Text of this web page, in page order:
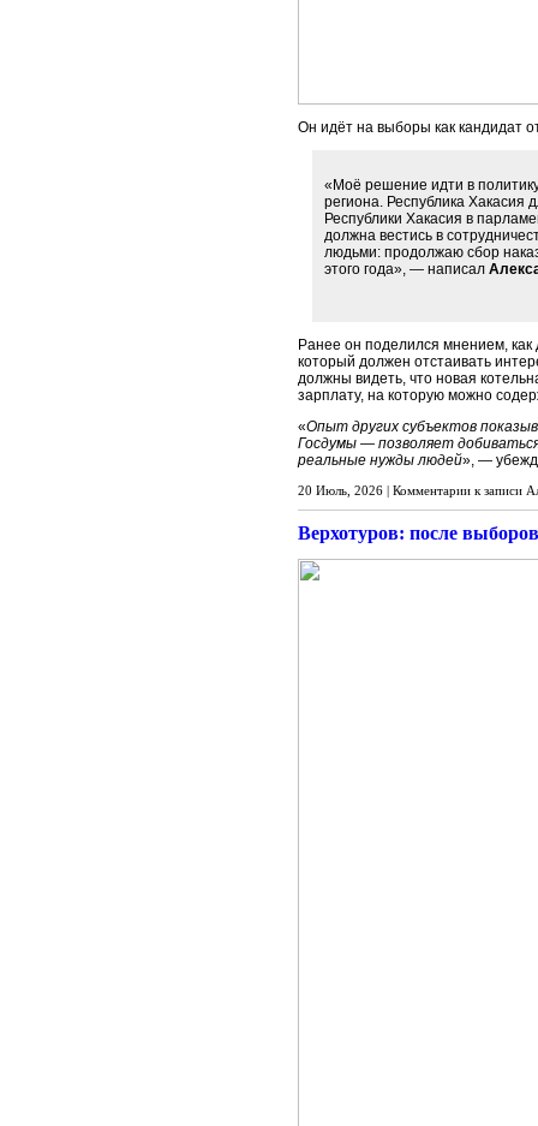
Он идёт на выборы как кандидат
«Моё решение идти в
региона. Республика Хакасия
Республики Хакасия в
должна вестись в
людьми: продолжаю сбор
этого года», — написал
Ранее он поделился мнением,
который должен отстаивать
должны видеть, что новая
зарплату, на которую можно
«Опыт других субъектов
Госдумы — позволяет
реальные нужды людей», —
20 Июль, 2026 | Комментарии к записи
Верхотуров: после